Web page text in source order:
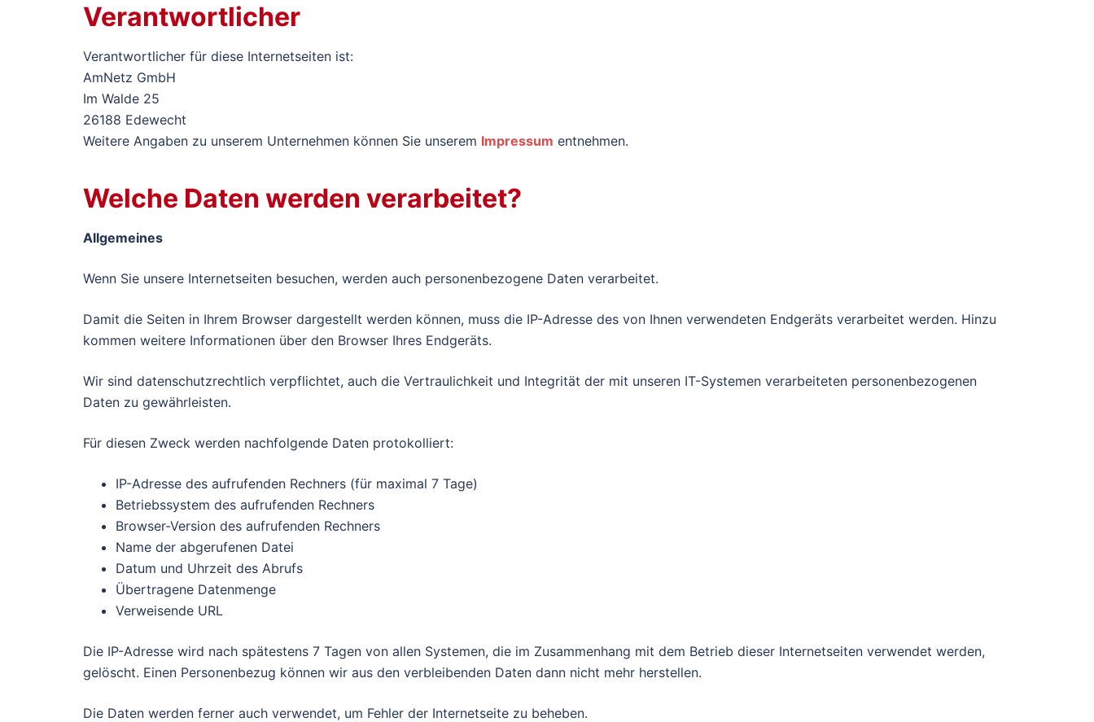
Verantwortlicher
Verantwortlicher für diese Internetseiten ist:
AmNetz GmbH
Im Walde 25
26188 Edewecht
Weitere Angaben zu unserem Unternehmen können Sie unserem Impressum entnehmen.
Welche Daten werden verarbeitet?
Allgemeines
Wenn Sie unsere Internetseiten besuchen, werden auch personenbezogene Daten verarbeitet.
Damit die Seiten in Ihrem Browser dargestellt werden können, muss die IP-Adresse des von Ihnen verwendeten Endgeräts verarbeitet werden. Hinzu
kommen weitere Informationen über den Browser Ihres Endgeräts.
Wir sind datenschutzrechtlich verpflichtet, auch die Vertraulichkeit und Integrität der mit unseren IT-Systemen verarbeiteten personenbezogenen
Daten zu gewährleisten.
Für diesen Zweck werden nachfolgende Daten protokolliert:
IP-Adresse des aufrufenden Rechners (für maximal 7 Tage)
Betriebssystem des aufrufenden Rechners
Browser-Version des aufrufenden Rechners
Name der abgerufenen Datei
Datum und Uhrzeit des Abrufs
Übertragene Datenmenge
Verweisende URL
Die IP-Adresse wird nach spätestens 7 Tagen von allen Systemen, die im Zusammenhang mit dem Betrieb dieser Internetseiten verwendet werden,
gelöscht. Einen Personenbezug können wir aus den verbleibenden Daten dann nicht mehr herstellen.
Die Daten werden ferner auch verwendet, um Fehler der Internetseite zu beheben.